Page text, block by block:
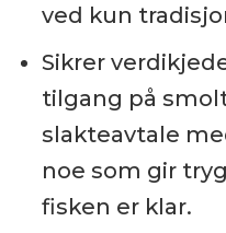
ved kun
Sikrer
tilgang på
slakteavtale
noe som gir
fisken er klar.